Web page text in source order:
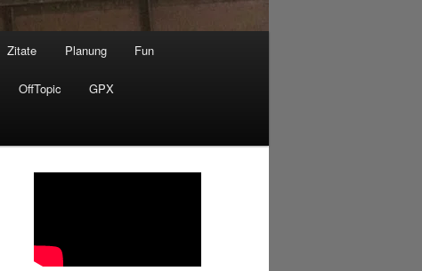
Zitate Planung Fun
OffTopic GPX